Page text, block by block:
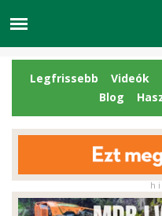
Legfrissebb Videók
Blog
h i